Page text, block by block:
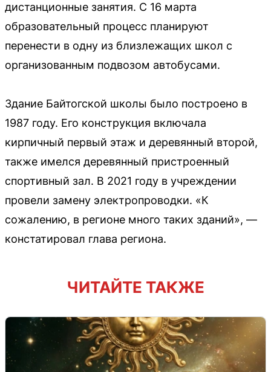
дистанционные занятия. С 16 марта
образовательный процесс планируют
перенести в одну из близлежащих школ с
организованным подвозом автобусами.
Здание Байтогской школы было построено в
1987 году. Его конструкция включала
кирпичный первый этаж и деревянный второй,
также имелся деревянный пристроенный
спортивный зал. В 2021 году в учреждении
провели замену электропроводки. «К
сожалению, в регионе много таких зданий», —
констатировал глава региона.
ЧИТАЙТЕ ТАКЖЕ